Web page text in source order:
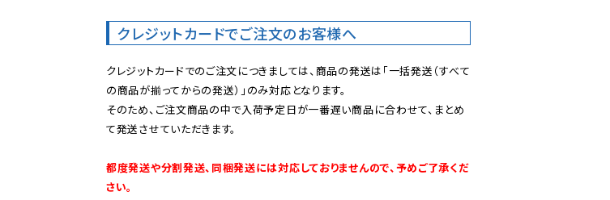
クレジットカードでご注文のお客様へ
クレジットカードでのご注文につきましては、商品の発送は「一括発送（すべて
の商品が揃ってからの発送）」のみ対応となります。
そのため、ご注文商品の中で入荷予定日が一番遅い商品に合わせて、まとめ
て発送させていただきます。
都度発送や分割発送、同梱発送には対応しておりませんので、予めご了承くだ
さい。